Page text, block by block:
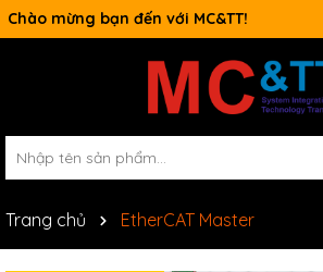
Chào mừng bạn đến với MC&TT!
Switch công nghiệp
Trang chủ EtherCAT Master